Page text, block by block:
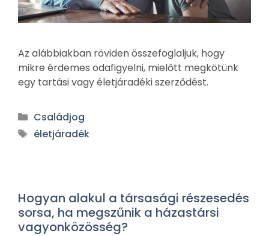
Az alábbiakban röviden összefoglaljuk, hogy
mikre érdemes odafigyelni, mielőtt megkötünk
egy tartási vagy életjáradéki szerződést.
Családjog
életjáradék
Hogyan alakul a társasági részesedés
sorsa, ha megszűnik a házastársi
vagyonközösség?